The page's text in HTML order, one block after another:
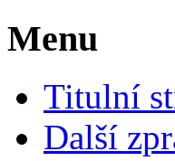
Menu
Titulní
Další